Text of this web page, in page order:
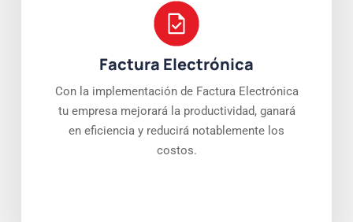
Factura Electrónica
Con la implementación de Factura Electrónica
tu empresa mejorará la productividad, ganará
en eficiencia y reducirá notablemente los
costos.